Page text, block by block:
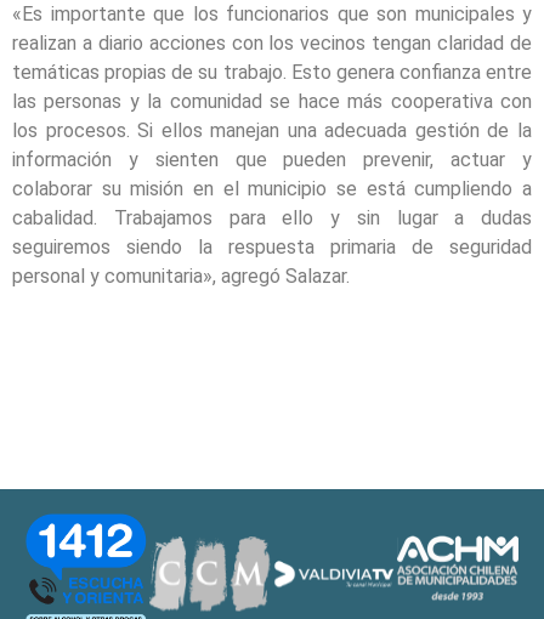
«Es importante que los funcionarios que son municipales y
realizan a diario acciones con los vecinos tengan claridad de
temáticas propias de su trabajo. Esto genera confianza entre
las personas y la comunidad se hace más cooperativa con
los procesos. Si ellos manejan una adecuada gestión de la
información y sienten que pueden prevenir, actuar y
colaborar su misión en el municipio se está cumpliendo a
cabalidad. Trabajamos para ello y sin lugar a dudas
seguiremos siendo la respuesta primaria de seguridad
personal y comunitaria», agregó Salazar.